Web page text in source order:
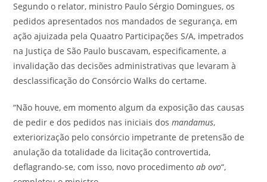
Segundo o relator, ministro Paulo Sérgio Domingues, os
pedidos apresentados nos mandados de segurança, em
ação ajuizada pela Quaatro Participações S/A, impetrados
na Justiça de São Paulo buscavam, especificamente, a
invalidação das decisões administrativas que levaram à
desclassificação do Consórcio Walks do certame.
“Não houve, em momento algum da exposição das causas
de pedir e dos pedidos nas iniciais dosmandamus,
exteriorização pelo consórcio impetrante de pretensão de
anulação da totalidade da licitação controvertida,
deflagrando-se, com isso, novo procedimentoab ovo“,